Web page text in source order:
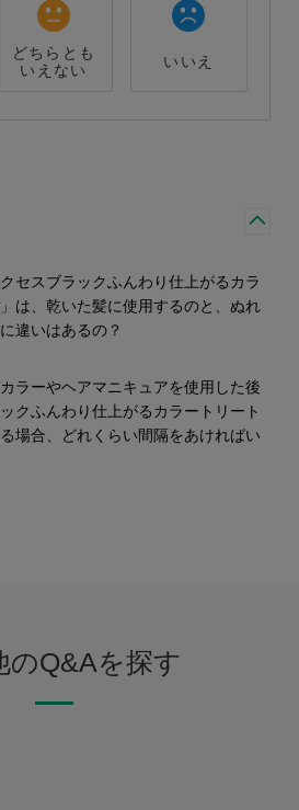
どちらとも
いえない
いいえ
セスブラックふんわり仕上がるカラ
は、乾いた髪に使用するのと、ぬれ
違いはあるの？
カラーやヘアマニキュアを使用した後
クふんわり仕上がるカラートリート
場合、どれくらい間隔をあければい
のQ&Aを探す